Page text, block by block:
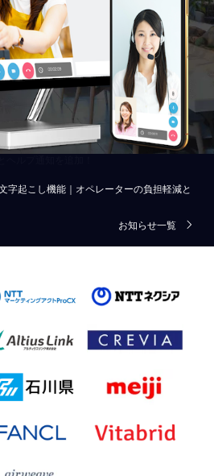
お知らせ一覧
字起こし機能｜オペレーターの負担軽減と